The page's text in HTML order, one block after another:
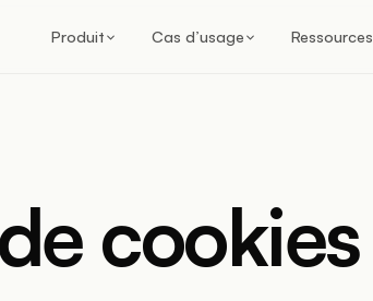
Produit Cas d’usage Ressources
cookies